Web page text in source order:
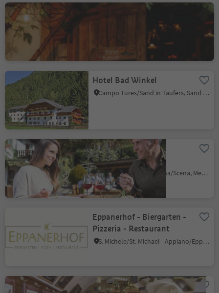
Buschenschank
Lana/Lana, Lana, Meran/Merano and environs
Hotel Bad Winkel
Campo Tures/Sand in Taufers, Sand in Taufers/Campo Tures, Ahrntal/Valle Aurina
Köstenthalerhof -
Restaurant
Scena/Schenna, Schenna/Scena, Meran/Merano and environs
Eppanerhof - Biergarten -
Pizzeria - Restaurant
S. Michele/St. Michael - Appiano/Eppan, Eppan an der Weinstaße/Appiano sulla Strada del Vino, Alto Adige Wine Road
Hopfen & Co.